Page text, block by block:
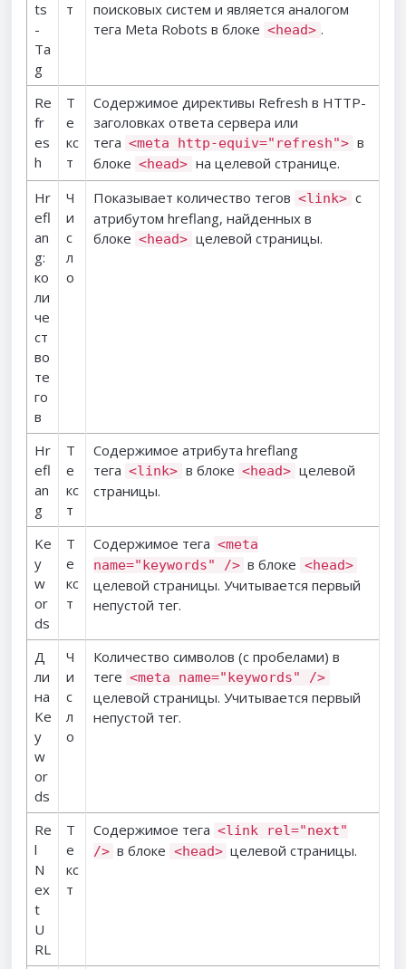
ts
-
Ta
g
т
поисковых систем и является аналогом
тега Meta Robots в блоке <head> .
Re
fr
es
h
Т
е
кс
т
Содержимое директивы Refresh в HTTP-
заголовках ответа сервера или
тега <meta http-equiv="refresh"> в
блоке <head> на целевой странице.
Hr
efl
an
g:
ко
ли
че
ст
во
те
го
в
Ч
и
с
л
о
Показывает количество тегов <link> с
атрибутом hreflang, найденных в
блоке <head> целевой страницы.
Hr
efl
an
g
Т
е
кс
т
Содержимое атрибута hreflang
тега <link> в блоке <head> целевой
страницы.
Ke
y
w
or
ds
Т
е
кс
т
Содержимое тега <meta
name="keywords" /> в блоке <head>
целевой страницы. Учитывается первый
непустой тег.
Д
ли
на
Ke
y
w
or
ds
Ч
и
с
л
о
Количество символов (с пробелами) в
теге <meta name="keywords" />
целевой страницы. Учитывается первый
непустой тег.
Re
l
N
ex
t
U
RL
Т
е
кс
т
Содержимое тега <link rel="next"
/> в блоке <head> целевой страницы.